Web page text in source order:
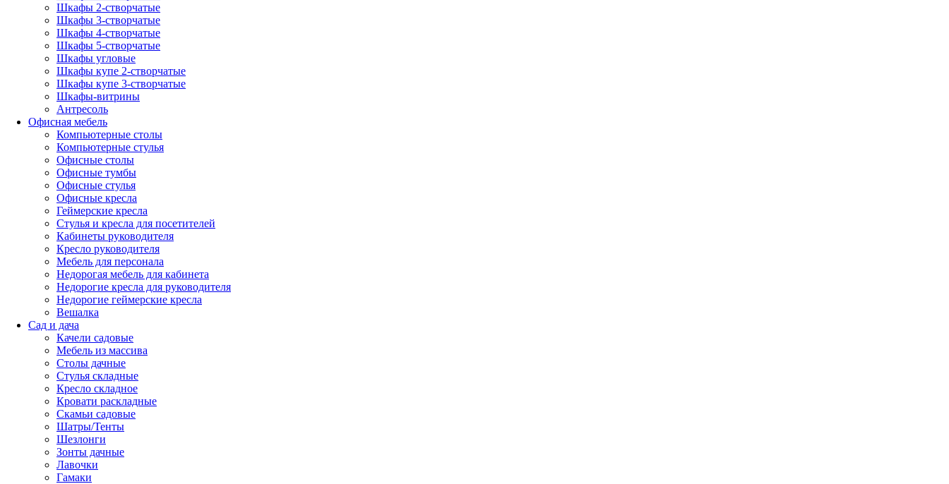
Шкафы 2-створчатые
Шкафы 3-створчатые
Шкафы 4-створчатые
Шкафы 5-створчатые
Шкафы угловые
Шкафы купе 2-створчатые
Шкафы купе 3-створчатые
Шкафы-витрины
Антресоль
Офисная мебель
Компьютерные столы
Компьютерные стулья
Офисные столы
Офисные тумбы
Офисные стулья
Офисные кресла
Геймерские кресла
Стулья и кресла для посетителей
Кабинеты руководителя
Кресло руководителя
Мебель для персонала
Недорогая мебель для кабинета
Недорогие кресла для руководителя
Недорогие геймерские кресла
Вешалка
Сад и дача
Качели садовые
Мебель из массива
Столы дачные
Стулья складные
Кресло складное
Кровати раскладные
Скамьи садовые
Шатры/Тенты
Шезлонги
Зонты дачные
Лавочки
Гамаки